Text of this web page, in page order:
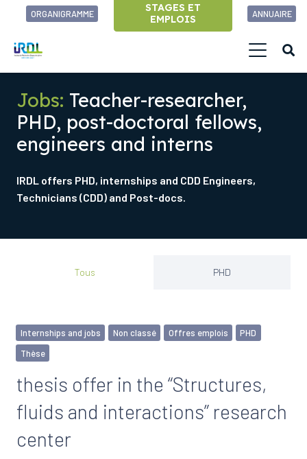
ORGANIGRAMME
STAGES ET
EMPLOIS
ANNUAIRE
Jobs: Teacher-researcher,
PHD, post-doctoral fellows,
engineers and interns
IRDL offers PHD, internships and CDD Engineers,
Technicians (CDD) and Post-docs.
Tous PHD
Internships and jobs Non classé Offres emplois
PHD
Thèse
thesis offer in the “Structures,
fluids and interactions” research
center